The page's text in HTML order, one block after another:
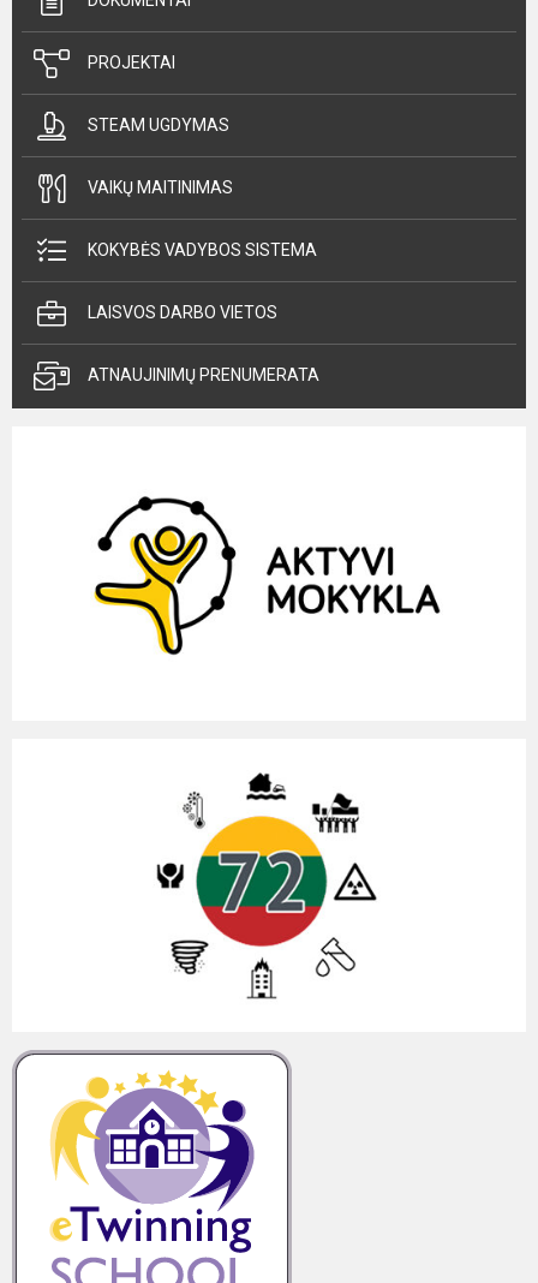
PROJEKTAI
STEAM UGDYMAS
VAIKŲ MAITINIMAS
KOKYBĖS VADYBOS SISTEMA
LAISVOS DARBO VIETOS
ATNAUJINIMŲ PRENUMERATA